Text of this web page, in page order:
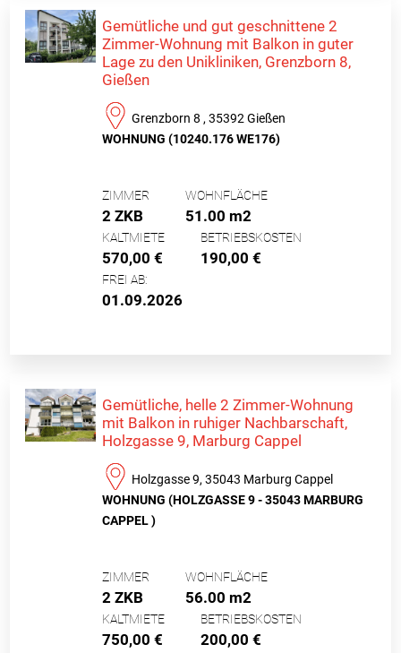
Gemütliche und gut geschnittene 2
Zimmer-Wohnung mit Balkon in guter
Lage zu den Unikliniken, Grenzborn 8,
Gießen
Grenzborn 8 , 35392 Gießen
WOHNUNG (10240.176 WE176)
ZIMMER
2 ZKB
WOHNFLÄCHE
51.00 m2
KALTMIETE
570,00 €
BETRIEBSKOSTEN
190,00 €
FREI AB:
01.09.2026
Gemütliche, helle 2 Zimmer-Wohnung
mit Balkon in ruhiger Nachbarschaft,
Holzgasse 9, Marburg Cappel
Holzgasse 9, 35043 Marburg Cappel
WOHNUNG (HOLZGASSE 9 - 35043 MARBURG
CAPPEL )
ZIMMER
2 ZKB
WOHNFLÄCHE
56.00 m2
KALTMIETE
750,00 €
BETRIEBSKOSTEN
200,00 €